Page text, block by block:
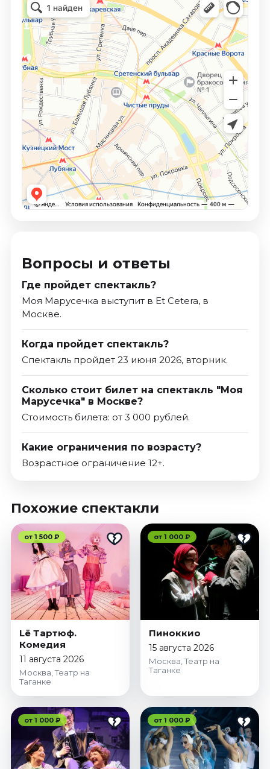
Вопросы и ответы
Где пройдет спектакль?
Моя Марусечка выступит в Et Cetera, в
Москве.
Когда пройдет спектакль?
Спектакль пройдет 23 июня 2026, вторник.
Сколько стоит билет на спектакль "Моя
Марусечка" в Москве?
Стоимость билета: от 3 000 рублей.
Какие ограничения по возрасту?
Возрастное ограничение 12+.
Похожие спектакли
от 1 500 ₽
Lё Тартюф.
Комедия
11 августа 2026
Москва, Театр на
Таганке
от 1 000 ₽
Пиноккио
15 августа 2026
Москва, Театр на
Таганке
от 1 000 ₽ от 1 000 ₽